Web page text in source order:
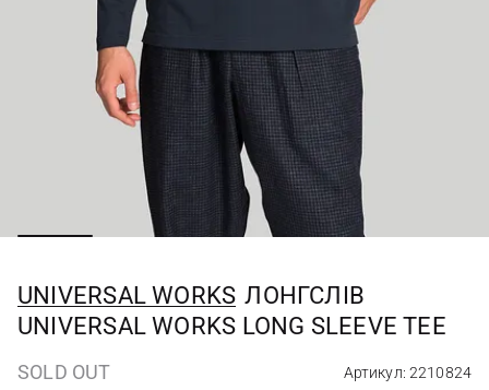
UNIVERSAL WORKS ЛОНГСЛІВ
UNIVERSAL WORKS LONG SLEEVE TEE
SOLD OUT Артикул: 2210824